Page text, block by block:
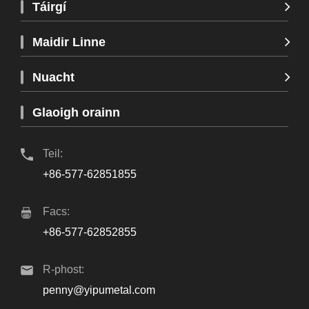
Táirgí
Maidir Linne
Nuacht
Glaoigh orainn
Teil:
+86-577-62851855
Facs:
+86-577-62852855
R-phost:
penny@yipumetal.com